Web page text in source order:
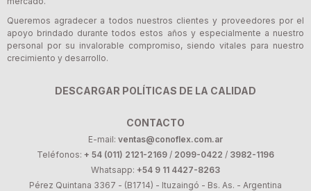
Queremos agradecer a todos nuestros clientes y proveedores por el
apoyo brindado durante todos estos años y especialmente a nuestro
personal por su invalorable compromiso, siendo vitales para nuestro
crecimiento y desarrollo.
DESCARGAR POLÍTICAS DE LA CALIDAD
CONTACTO
E-mail: ventas@conoflex.com.ar
Teléfonos: + 54 (011) 2121-2169 / 2099-0422 / 3982-1196
Whatsapp: +54 9 11 4427-8263
Pérez Quintana 3367 - (B1714) - Ituzaingó - Bs. As. - Argentina